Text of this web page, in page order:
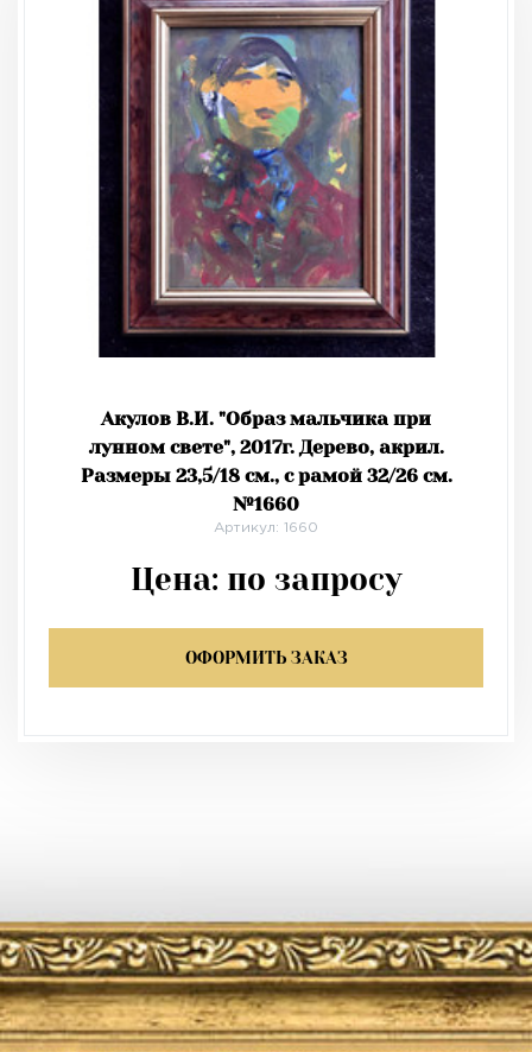
Акулов В.И. "Образ мальчика при
лунном свете", 2017г. Дерево, акрил.
Размеры 23,5/18 см., с рамой 32/26 см.
№1660
Артикул: 1660
Цена: по запросу
ОФОРМИТЬ ЗАКАЗ